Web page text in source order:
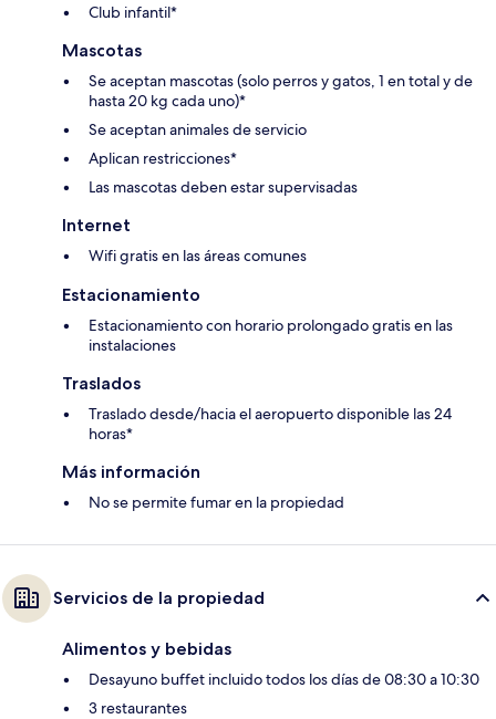
Club infantil*
Mascotas
Se aceptan mascotas (solo perros y gatos, 1 en total y de
hasta 20 kg cada uno)*
Se aceptan animales de servicio
Aplican restricciones*
Las mascotas deben estar supervisadas
Internet
Wifi gratis en las áreas comunes
Estacionamiento
Estacionamiento con horario prolongado gratis en las
instalaciones
Traslados
Traslado desde/hacia el aeropuerto disponible las 24
horas*
Más información
No se permite fumar en la propiedad
Servicios de la propiedad
Alimentos y bebidas
Desayuno buffet incluido todos los días de 08:30 a 10:30
3 restaurantes